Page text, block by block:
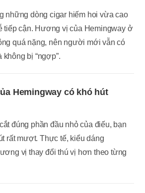
những dòng cigar hiếm hoi vừa cao
tiếp cận. Hương vị của Hemingway ở
quá nặng, nên người mới vẫn có
bị “ngợp”.
Hemingway có khó hút
đúng phần đầu nhỏ của điếu, bạn
rất mượt. Thực tế, kiểu dáng
vị thay đổi thú vị hơn theo từng